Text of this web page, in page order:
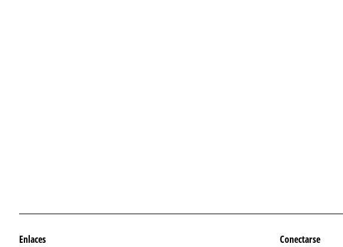
Enlaces Conectarse